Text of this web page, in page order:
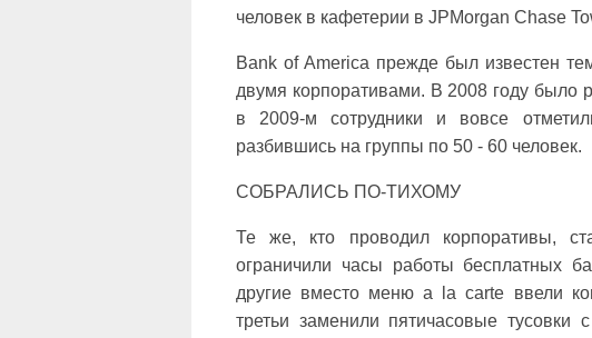
человек в кафетерии в JPMorgan Chase
Bank of America прежде был известен
двумя корпоративами. В 2008 году было
в 2009-м сотрудники и вовсе
разбившись на группы по 50 - 60 человек.
СОБРАЛИСЬ ПО-ТИХОМУ
Те же, кто проводил корпоративы,
ограничили часы работы бесплатных
другие вместо меню a la carte ввели
третьи заменили пятичасовые тусовки